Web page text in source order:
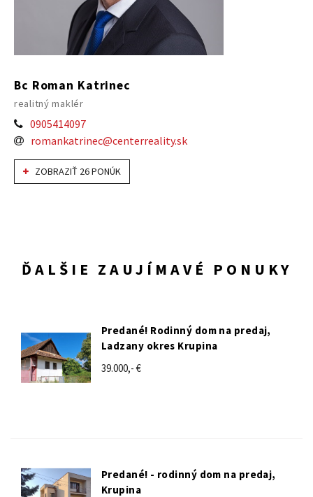
Bc Roman Katrinec
realitný maklér
0905414097
romankatrinec@centerreality.sk
ZOBRAZIŤ 26 PONÚK
ĎALŠIE ZAUJÍMAVÉ PONUKY
Predané! Rodinný dom na predaj,
Ladzany okres Krupina
39.000,- €
Predané! - rodinný dom na predaj,
Krupina